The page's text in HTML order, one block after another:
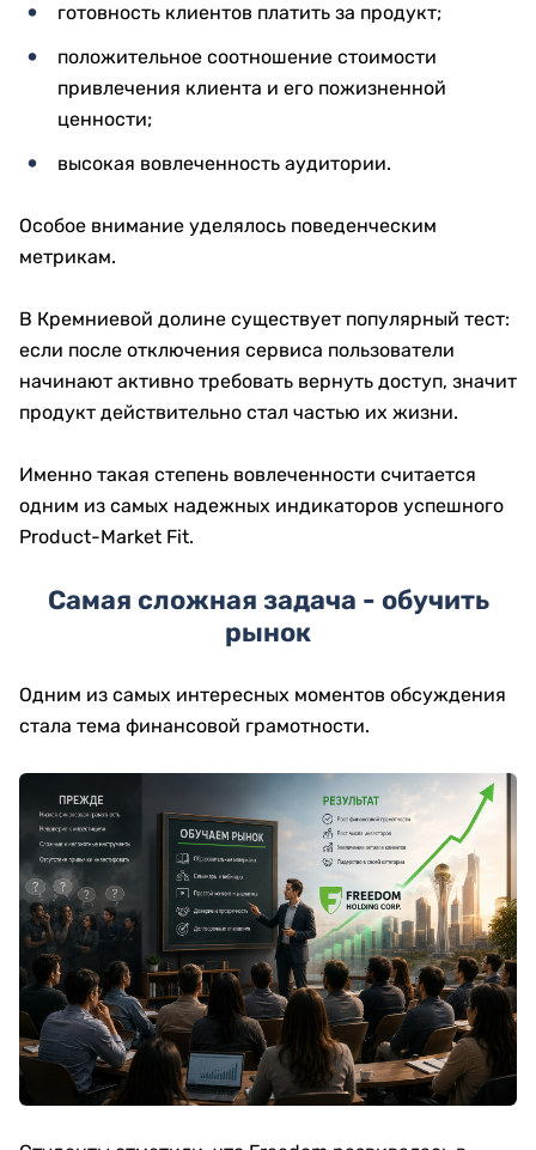
готовность клиентов платить за продукт;
положительное соотношение стоимости
привлечения клиента и его пожизненной
ценности;
высокая вовлеченность аудитории.
Особое внимание уделялось поведенческим
метрикам.
В Кремниевой долине существует популярный тест:
если после отключения сервиса пользователи
начинают активно требовать вернуть доступ, значит
продукт действительно стал частью их жизни.
Именно такая степень вовлеченности считается
одним из самых надежных индикаторов успешного
Product-Market Fit.
Самая сложная задача - обучить
рынок
Одним из самых интересных моментов обсуждения
стала тема финансовой грамотности.